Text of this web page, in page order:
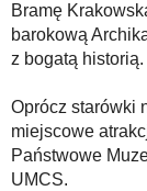
Bramę
barokową
z bogatą historią.
Oprócz starówki
miejscowe
Państwowe
UMCS.